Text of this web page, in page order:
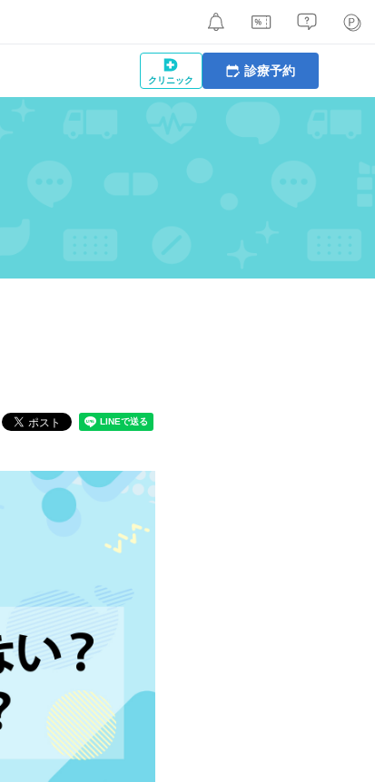
クリニック
診療予約